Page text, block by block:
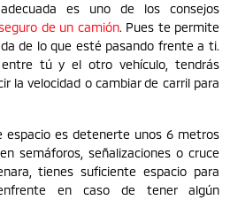
es uno de los consejos
de un camión. Pues te permite
de lo que esté pasando frente a ti.
tú y el otro vehículo, tendrás
la velocidad o cambiar de carril para
espacio es detenerte unos 6 metros
semáforos, señalizaciones o cruce
tienes suficiente espacio para
en caso de tener algún